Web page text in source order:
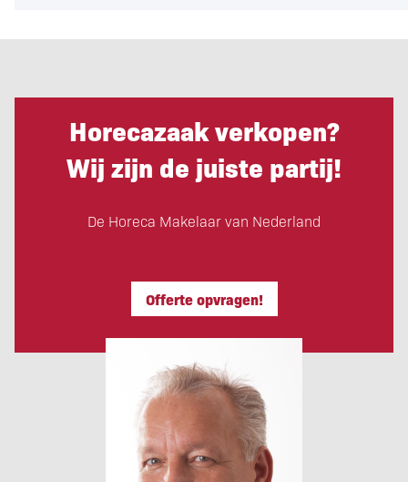
Horecazaak verkopen?
Wij zijn de juiste partij!
De Horeca Makelaar van Nederland
Offerte opvragen!